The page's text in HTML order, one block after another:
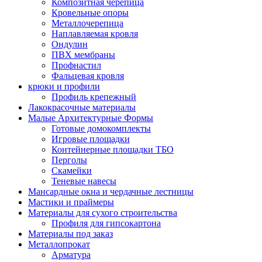
Композитная черепица
Кровельные опоры
Металлочерепица
Наплавляемая кровля
Ондулин
ПВХ мембраны
Профнастил
Фальцевая кровля
крюки и профили
Профиль крепежный
Лакокрасочные материалы
Малые Архитектурные Формы
Готовые домокомплекты
Игровые площадки
Контейнерные площадки ТБО
Перголы
Скамейки
Теневые навесы
Мансардные окна и чердачные лестницы
Мастики и праймеры
Материалы для сухого строительства
Профиля для гипсокартона
Материалы под заказ
Металлопрокат
Арматура